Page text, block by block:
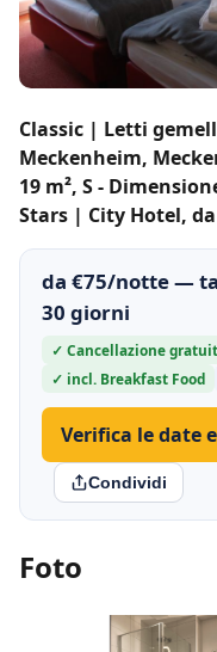
Classic | Letti
Meckenheim,
19 m², S -
Stars | City Hotel,
da €75/notte —
30 giorni
✓ Cancellazione
✓ incl. Breakfast Food
Verifica le date
Condividi
Foto